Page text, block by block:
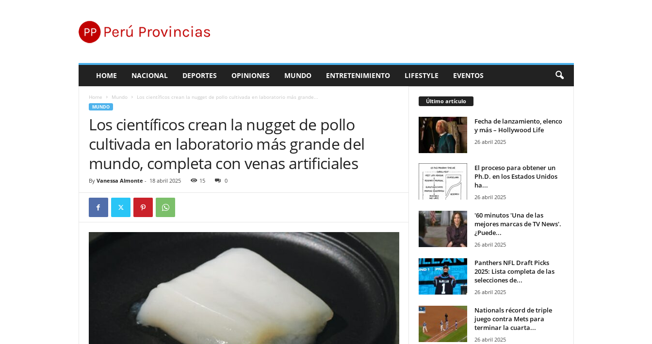
r
ú
HOME NACIONAL DEPORTES OPINIONES MUNDO ENTRETENIMIENTO LIFESTYLE EVENTOS
Home Mundo Los científicos crean la nugget de pollo cultivada en laboratorio más grande...
MUNDO
Los científicos crean la nugget de pollo
cultivada en laboratorio más grande del
mundo, completa con venas artificiales
By Vanessa Almonte - 18 abril 2025 15 0
Último artículo
Fecha de lanzamiento, elenco
y más – Hollywood Life
26 abril 2025
El proceso para obtener un
Ph.D. en los Estados Unidos
ha...
26 abril 2025
'60 minutos 'Una de las
mejores marcas de TV News'.
¿Puede...
26 abril 2025
Panthers NFL Draft Picks
2025: Lista completa de las
selecciones de...
26 abril 2025
Nationals récord de triple
juego contra Mets para
terminar la cuarta...
26 abril 2025